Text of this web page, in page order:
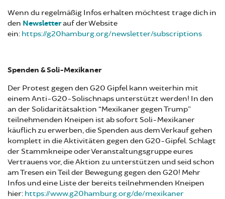
Wenn du regelmäßig Infos erhalten möchtest trage dich in
den Newsletterauf der Website
ein: https://g20hamburg.org/newsletter/subscriptions
Spenden & Soli-Mexikaner
Der Protest gegen den G20 Gipfel kann weiterhin mit
einem Anti-G20-Solischnaps unterstützt werden! In den
an der Solidaritätsaktion “Mexikaner gegen Trump”
teilnehmenden Kneipen ist ab sofort Soli-Mexikaner
käuflich zu erwerben, die Spenden aus dem Verkauf gehen
komplett in die Aktivitäten gegen den G20-Gipfel. Schlagt
der Stammkneipe oder Veranstaltungsgruppe eures
Vertrauens vor, die Aktion zu unterstützen und seid schon
am Tresen ein Teil der Bewegung gegen den G20! Mehr
Infos und eine Liste der bereits teilnehmenden Kneipen
hier: https://www.g20hamburg.org/de/mexikaner